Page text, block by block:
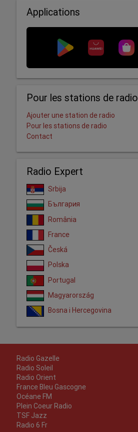
Applications
Pour les stations de radio
Ajouter une station de radio
Pour les stations de radio
Contact
Radio Expert
Srbija
България
România
France
Česká
Polska
Portugal
Magyarország
Bosna i Hercegovina
Radio Gazelle
Radio Soleil
Radio Orient
France Bleu Gascogne
Océane FM
Plein Coeur Radio
TSF Jazz
Radio 6 Fr